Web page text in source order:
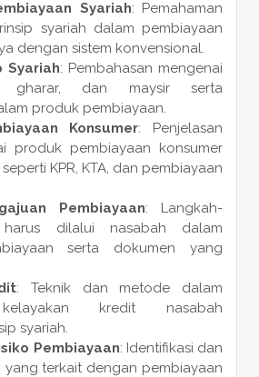
Syariah: Pemahaman
syariah dalam pembiayaan
dengan sistem konvensional.
Syariah: Pembahasan mengenai
gharar, dan maysir serta
produk pembiayaan.
Konsumer: Penjelasan
produk pembiayaan konsumer
KPR, KTA, dan pembiayaan
Pembiayaan: Langkah-
dilalui nasabah dalam
serta dokumen yang
: Teknik dan metode dalam
kelayakan kredit nasabah
syariah.
Pembiayaan: Identifikasi dan
yang terkait dengan pembiayaan